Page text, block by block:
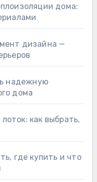
дома:
дизайна —
надежную
дома
как выбрать,
где купить и что